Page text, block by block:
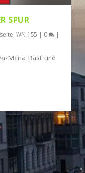
SPUR
, WN 155 | 0 |
Maria Bast und